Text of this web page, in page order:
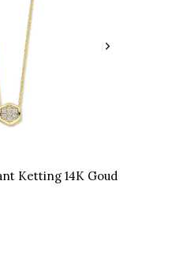
Ketting 14K Goud